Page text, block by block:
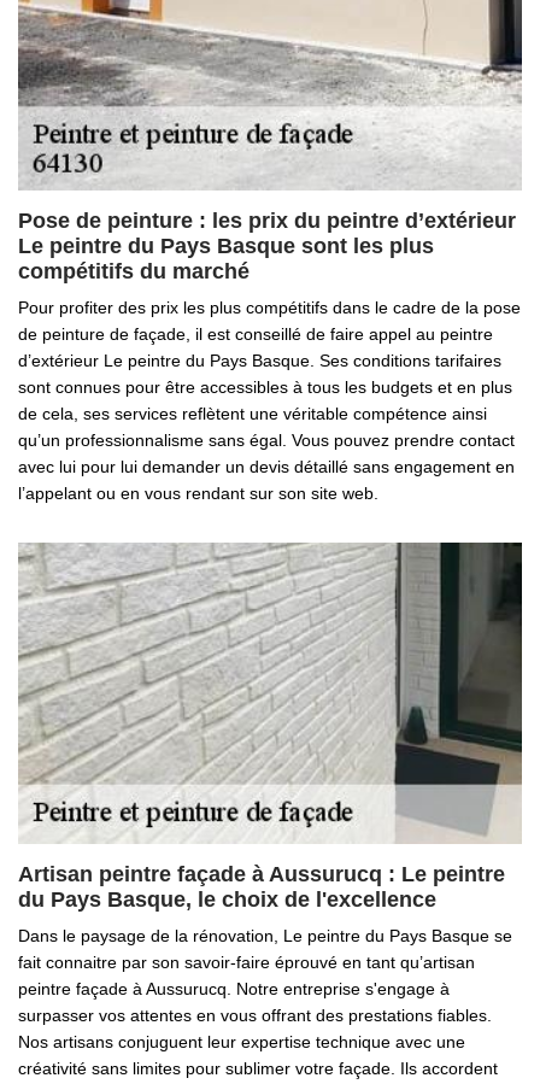
Pose de peinture : les prix du peintre d’extérieur
Le peintre du Pays Basque sont les plus
compétitifs du marché
Pour profiter des prix les plus compétitifs dans le cadre de la pose
de peinture de façade, il est conseillé de faire appel au peintre
d’extérieur Le peintre du Pays Basque. Ses conditions tarifaires
sont connues pour être accessibles à tous les budgets et en plus
de cela, ses services reflètent une véritable compétence ainsi
qu’un professionnalisme sans égal. Vous pouvez prendre contact
avec lui pour lui demander un devis détaillé sans engagement en
l’appelant ou en vous rendant sur son site web.
Artisan peintre façade à Aussurucq : Le peintre
du Pays Basque, le choix de l'excellence
Dans le paysage de la rénovation, Le peintre du Pays Basque se
fait connaitre par son savoir-faire éprouvé en tant qu’artisan
peintre façade à Aussurucq. Notre entreprise s'engage à
surpasser vos attentes en vous offrant des prestations fiables.
Nos artisans conjuguent leur expertise technique avec une
créativité sans limites pour sublimer votre façade. Ils accordent